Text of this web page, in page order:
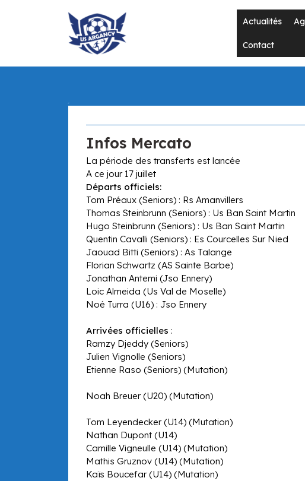
Actualités
Contact
Infos Mercato
La période des transferts est lancée
A ce jour 17 juillet
Départs officiels:
Tom Préaux (Seniors) : Rs Amanvillers
Thomas Steinbrunn (Seniors) : Us Ban Saint Martin
Hugo Steinbrunn (Seniors) : Us Ban Saint Martin
Quentin Cavalli (Seniors) : Es Courcelles Sur Nied
Jaouad Bitti (Seniors) : As Talange
Florian Schwartz (AS Sainte Barbe)
Jonathan Antemi (Jso Ennery)
Loic Almeida (Us Val de Moselle)
Noé Turra (U16) : Jso Ennery
Arrivées officielles :
Ramzy Djeddy (Seniors)
Julien Vignolle (Seniors)
Etienne Raso (Seniors) (Mutation)
Noah Breuer (U20) (Mutation)
Tom Leyendecker (U14) (Mutation)
Nathan Dupont (U14)
Camille Vigneulle (U14) (Mutation)
Mathis Gruznov (U14) (Mutation)
Kaïs Boucefar (U14) (Mutation)